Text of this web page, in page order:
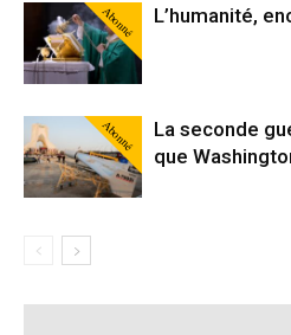
Abonné L’humanité,
Abonné
La seconde
que